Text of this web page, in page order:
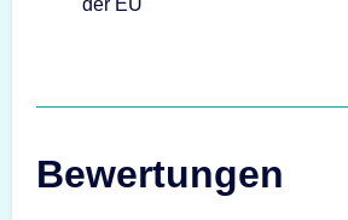
Bewertungen